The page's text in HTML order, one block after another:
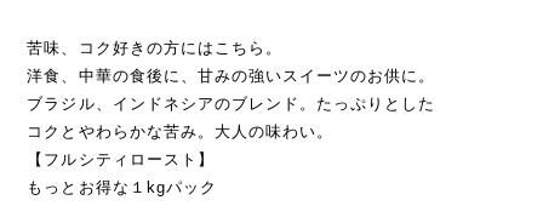
苦味、コク好きの方にはこちら。
洋食、中華の食後に、甘みの強いスイーツのお供に。
ブラジル、インドネシアのブレンド。たっぷりとした
コクとやわらかな苦み。大人の味わい。
【フルシティロースト】
もっとお得な１kgパック